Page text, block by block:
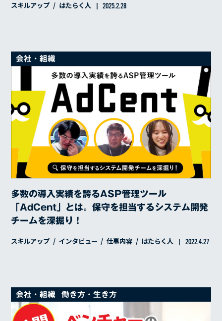
スキルアップ はたらく人 2025.2.28
会社・組織
多数の導入実績を誇るASP管理ツール
「AdCent」とは。保守を担当するシステム開発
チームを深掘り！
スキルアップ インタビュー 仕事内容 はたらく人 2022.4.27
会社・組織 働き方・生き方